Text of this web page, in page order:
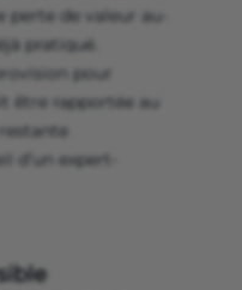
de valeur au-
pratiqué.
pour
être rapportée au
d’un expert-